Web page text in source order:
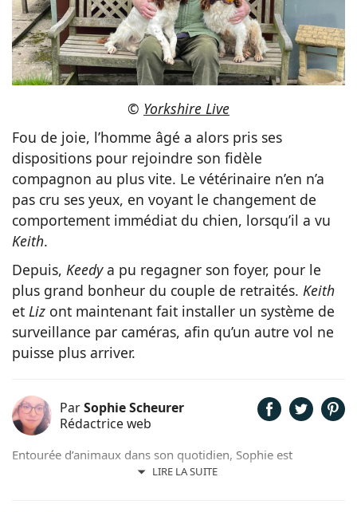
© Yorkshire Live
Fou de joie, l’homme âgé a alors pris ses
dispositions pour rejoindre son fidèle
compagnon au plus vite. Le vétérinaire n’en n’a
pas cru ses yeux, en voyant le changement de
comportement immédiat du chien, lorsqu’il a vu
Keith.
Depuis, Keedya pu regagner son foyer, pour le
plus grand bonheur du couple de retraités. Keith
et Liz ont maintenant fait installer un système de
surveillance par caméras, afin qu’un autre vol ne
puisse plus arriver.
ParSophie Scheurer
Rédactrice web
LIRE LA SUITE
Entourée d’animaux dans son quotidien, Sophie est
également passionnée de mots. Son amour pour les